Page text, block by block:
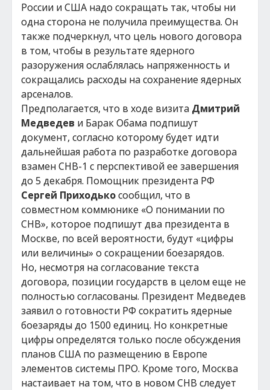
России и США надо сокращать так, чтобы ни
одна сторона не получила преимущества. Он
также подчеркнул, что цель нового договора
в том, чтобы в результате ядерного
разоружения ослаблялась напряженность и
сокращались расходы на сохранение ядерных
арсеналов.
Предполагается, что в ходе визита Дмитрий
Медведев и Барак Обама подпишут
документ, согласно которому будет идти
дальнейшая работа по разработке договора
взамен СНВ-1 с перспективой ее завершения
до 5 декабря. Помощник президента РФ
Сергей Приходькосообщил, что в
совместном коммюнике «О понимании по
СНВ», которое подпишут два президента в
Москве, по всей вероятности, будут «цифры
или величины» о сокращении боезарядов.
Но, несмотря на согласование текста
договора, позиции государств в целом еще не
полностью согласованы. Президент Медведев
заявил о готовности РФ сократить ядерные
боезаряды до 1500 единиц. Но конкретные
цифры определятся только после обсуждения
планов США по размещению в Европе
элементов системы ПРО. Кроме того, Москва
настаивает на том, что в новом СНВ следует